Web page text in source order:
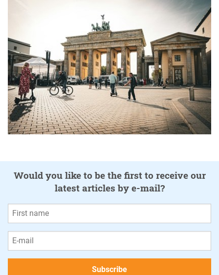
Would you like to be the first to receive our
latest articles by e-mail?